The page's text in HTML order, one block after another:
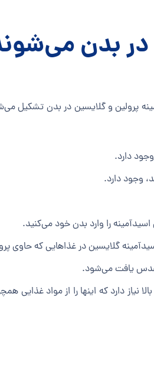
در بدن
پرولین و گلایسین در بدن تشکیل
دارد.
را وارد بدن خود می‌کنید.
گلایسین در غذاهایی که حاوی
و عدس یافت می‌شود.
نیاز دارد که اینها را از مواد